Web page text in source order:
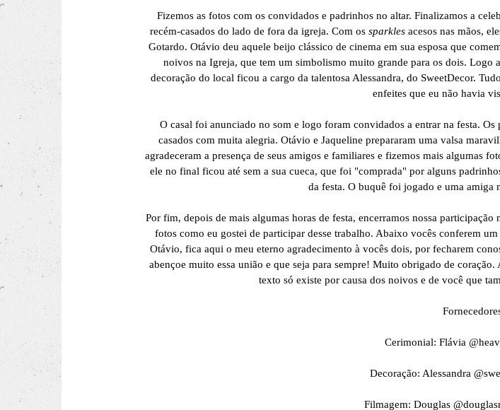
Fizemos as fotos com os convidados e padrinhos no altar. Finalizamos a
recém-casados do lado de fora da igreja. Com os sparkles acesos nas mãos,
Gotardo. Otávio deu aquele beijo clássico de cinema em sua esposa que
noivos na Igreja, que tem um simbolismo muito grande para os dois. Logo
decoração do local ficou a cargo da talentosa Alessandra, do SweetDecor.
enfeites que eu não havia
O casal foi anunciado no som e logo foram convidados a entrar na festa.
casados com muita alegria. Otávio e Jaqueline prepararam uma valsa
agradeceram a presença de seus amigos e familiares e fizemos mais algumas
ele no final ficou até sem a sua cueca, que foi "comprada" por alguns
da festa. O buquê foi jogado e uma amiga
Por fim, depois de mais algumas horas de festa, encerramos nossa
fotos como eu gostei de participar desse trabalho. Abaixo vocês conferem
Otávio, fica aqui o meu eterno agradecimento à vocês dois, por fecharem
abençoe muito essa união e que seja para sempre! Muito obrigado de
texto só existe por causa dos noivos e de você que
Cerimonial: Flávia
Decoração: Alessandra
Filmagem: Douglas